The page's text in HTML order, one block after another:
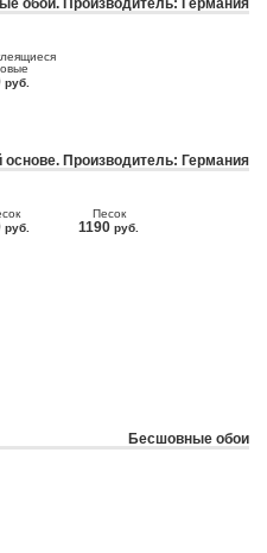
руб.
Производитель: Германия
руб.
Песок
1190 руб.
Бесшовные обои